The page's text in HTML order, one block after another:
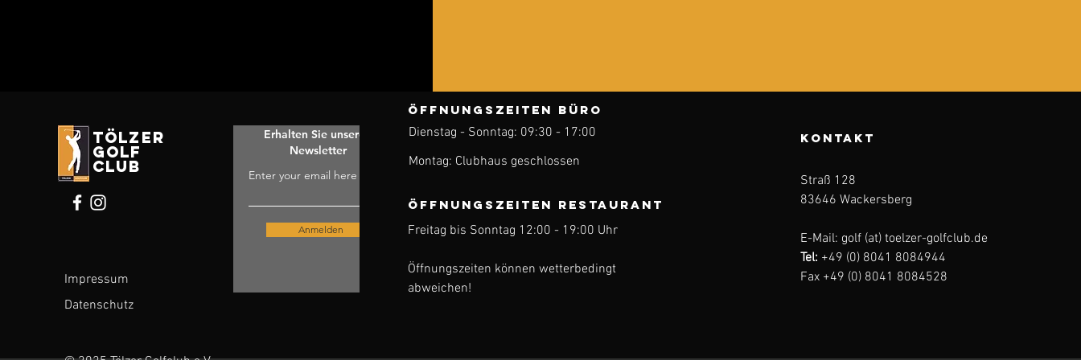
tölzer
golf
club
Impressum
Datenschutz
Erhalten Sie unseren
Newsletter
Enter your email here
Anmelden
ÖFFNUNGSZEITEN BÜRO
Dienstag - Sonntag: 09:30 - 17:00
Montag: Clubhaus geschlossen
KONTAKT
Straß 128
83646 Wackersberg
E-Mail: golf (at) toelzer-golfclub.de
Tel: +49 (0) 8041 8084944
Fax +49 (0) 8041 8084528
ÖFFNUNGSZEITEN Restaurant
Freitag bis Sonntag 12:00 - 19:00 Uhr
Öffnungszeiten können wetterbedingt
abweichen!